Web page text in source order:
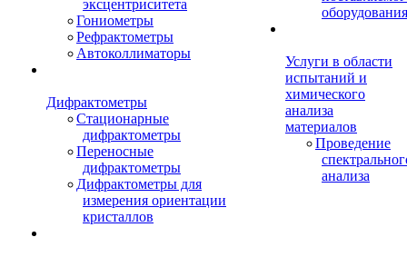
эксцентриситета
Гониометры
Рефрактометры
Автоколлиматоры
Дифрактометры
Стационарные
дифрактометры
Переносные
дифрактометры
Дифрактометры для
измерения ориентации
кристаллов
оборудования
Услуги в области
испытаний и
химического
анализа
материалов
Проведение
анализа